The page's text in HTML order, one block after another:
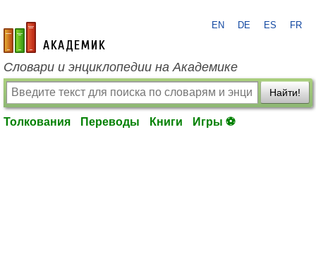
academic.ru
EN DE ES FR
Словари и энциклопедии на Академике
Найти!
Толкования Переводы Книги Игры ⚽